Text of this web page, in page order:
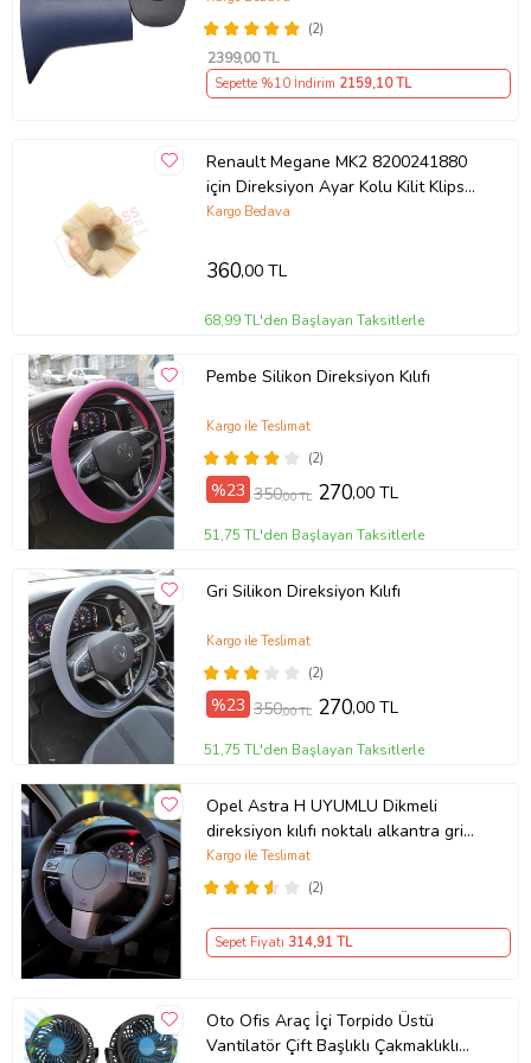
(2)
2399,00 TL
Sepette %10 İndirim 2159,10 TL
Renault Megane MK2 8200241880
için Direksiyon Ayar Kolu Kilit Klips
Plastiği
Kargo Bedava
360,00 TL
68,99 TL'den Başlayan Taksitlerle
Pembe Silikon Direksiyon Kılıfı
(2)
Kargo ile Teslimat
%23 350,00 TL 270,00 TL
51,75 TL'den Başlayan Taksitlerle
Gri Silikon Direksiyon Kılıfı
(2)
Kargo ile Teslimat
%23 350,00 TL 270,00 TL
51,75 TL'den Başlayan Taksitlerle
Opel Astra H UYUMLU Dikmeli
direksiyon kılıfı noktalı alkantra gri
yüzüklü ( 38×10.5CM )
(2)
Kargo ile Teslimat
Sepet Fiyatı 314,91 TL
Oto Ofis Araç İçi Torpido Üstü
Vantilatör Çift Başlıklı Çakmaklıklı